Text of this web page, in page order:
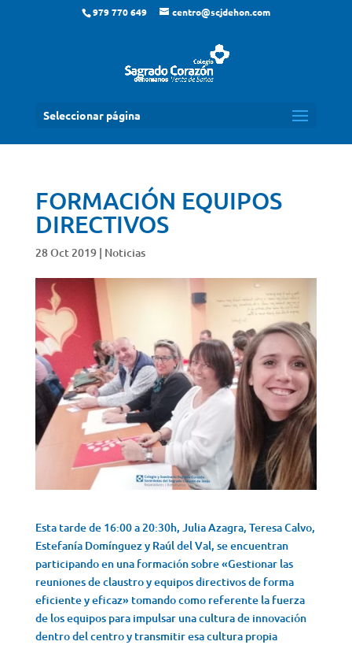
979 770 649 centro@scjdehon.com
Seleccionar página
FORMACIÓN EQUIPOS
DIRECTIVOS
28 Oct 2019| Noticias
Esta tarde de 16:00 a 20:30h, Julia Azagra, Teresa Calvo,
Estefanía Domínguez y Raúl del Val, se encuentran
participando en una formación sobre «Gestionar las
reuniones de claustro y equipos directivos de forma
eficiente y eficaz» tomando como referente la fuerza
de los equipos para impulsar una cultura de innovación
dentro del centro y transmitir esa cultura propia